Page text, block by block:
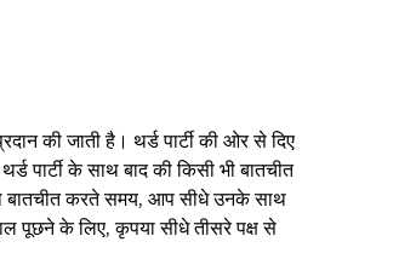
की जाती है। थर्ड पार्टी की ओर से दिए
पार्टी के साथ बाद की किसी भी बातचीत
बातचीत करते समय, आप सीधे उनके साथ
पूछने के लिए, कृपया सीधे तीसरे पक्ष से